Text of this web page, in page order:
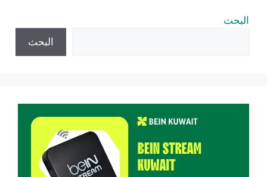
البحث
البحث